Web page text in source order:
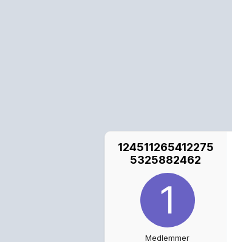
124511265412275
5325882462
Medlemmer